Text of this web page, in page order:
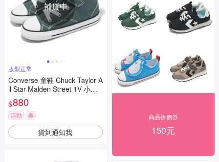
補貨中
版型正常
Converse 童鞋 Chuck Taylor A
ll Star Malden Street 1V 小童
綠 學步鞋 A10762C
$880
活動 券
貨到通知我
商品折價券
150元